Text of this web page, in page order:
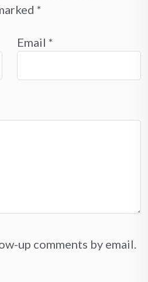
*
Email *
up comments by email.